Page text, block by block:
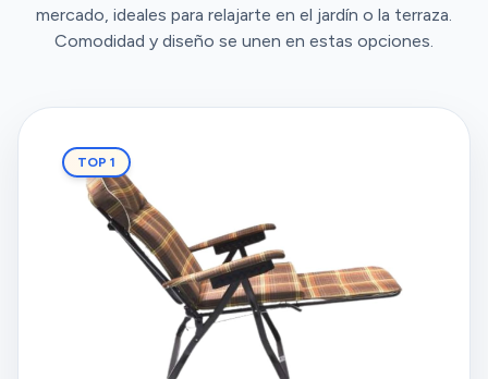
mercado, ideales para relajarte en el jardín o la terraza.
Comodidad y diseño se unen en estas opciones.
TOP 1